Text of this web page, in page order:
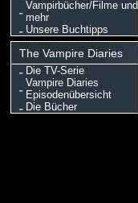
Vampirbücher/Filme und
mehr
Unsere Buchtipps
The Vampire Diaries
Die TV-Serie
Vampire Diaries
Episodenübersicht
Die Bücher